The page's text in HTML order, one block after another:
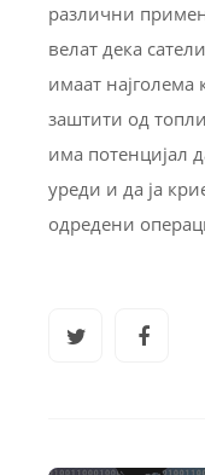
различни
велат дека
имаат најголема
заштити од
има потенцијал
уреди и да ја
одредени